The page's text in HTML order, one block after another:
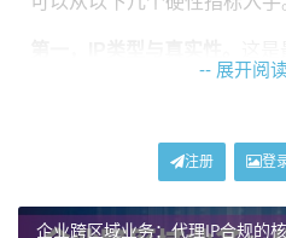
宅IP则来源于真实的家庭宽
标网站的防护等级来权衡选择
-- 展开阅
注册 登
企业跨区域业务：代理IP合规的